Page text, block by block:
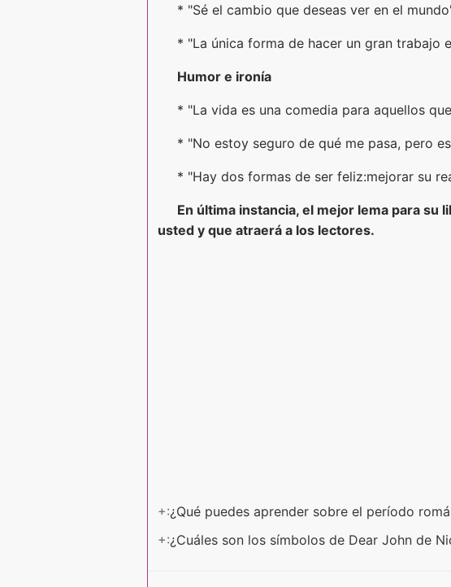
* "Sé el cambio que deseas ver en el
* "La única forma de hacer un gran trabajo
Humor e ironía
* "La vida es una comedia para aquellos
* "No estoy seguro de qué me pasa, pero
* "Hay dos formas de ser feliz:mejorar su
En última instancia, el mejor lema para su
usted y que atraerá a los lectores.
+:¿Qué puedes aprender sobre el período
+:¿Cuáles son los símbolos de Dear John de